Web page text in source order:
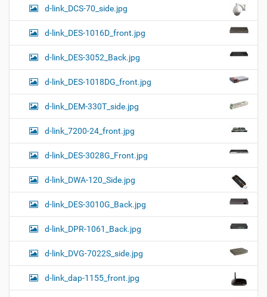
d-link_DCS-70_side.jpg
d-link_DES-1016D_front.jpg
d-link_DES-3052_Back.jpg
d-link_DES-1018DG_front.jpg
d-link_DEM-330T_side.jpg
d-link_7200-24_front.jpg
d-link_DES-3028G_Front.jpg
d-link_DWA-120_Side.jpg
d-link_DES-3010G_Back.jpg
d-link_DPR-1061_Back.jpg
d-link_DVG-7022S_side.jpg
d-link_dap-1155_front.jpg